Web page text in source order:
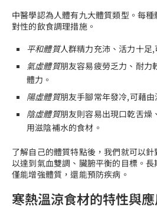
中醫學認為人體有九大體質類型。每
對性的飲食調理措施。
平和體質人群精力充沛、活力十足
氣虛體質朋友容易疲勞乏力、耐力
體力。
陽虛體質朋友手腳常年發冷,可藉
陰虛體質朋友則容易出現口乾舌燥
用滋陰補水的食材。
了解自己的體質特點後，我們就可以
以達到氣血雙調、臟腑平衡的目標。
僅能增強體質，還能預防疾病。
寒熱溫涼食材的特性與